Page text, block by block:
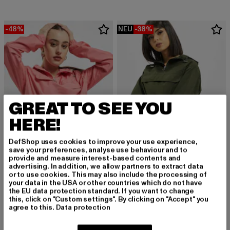
-48%
URBAN CLASSICS
Ladies Basic Pull Over
20,79 EUR
Derzeitiger Preis: 20,79 EUR
39,99 EURAktionspreis: 39,99 EUR
NEU -38%
URBAN CLASSICS
Basic
24,79 EUR
Derzeitiger Preis: 24,79 EUR
39,99 EURAktionspreis:
GREAT TO SEE YOU
HERE!
DefShop uses cookies to improve your use experience,
save your preferences, analyse use behaviour and to
provide and measure interest-based contents and
advertising. In addition, we allow partners to extract data
or to use cookies. This may also include the processing of
your data in the USA or other countries which do not have
the EU data protection standard. If you want to change
this, click on "Custom settings". By clicking on "Accept" you
agree to this. Data protection